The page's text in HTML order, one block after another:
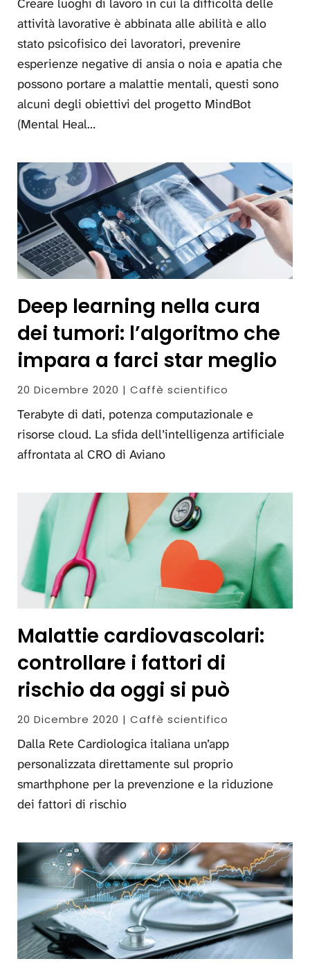
Creare luoghi di lavoro in cui la difficoltà delle
attività lavorative è abbinata alle abilità e allo
stato psicofisico dei lavoratori, prevenire
esperienze negative di ansia o noia e apatia che
possono portare a malattie mentali, questi sono
alcuni degli obiettivi del progetto MindBot
(Mental Heal…
Deep learning nella cura
dei tumori: l’algoritmo che
impara a farci star meglio
20 Dicembre 2020 | Caffè scientifico
Terabyte di dati, potenza computazionale e
risorse cloud. La sfida dell’intelligenza artificiale
affrontata al CRO di Aviano
Malattie cardiovascolari:
controllare i fattori di
rischio da oggi si può
20 Dicembre 2020 | Caffè scientifico
Dalla Rete Cardiologica italiana un’app
personalizzata direttamente sul proprio
smarthphone per la prevenzione e la riduzione
dei fattori di rischio